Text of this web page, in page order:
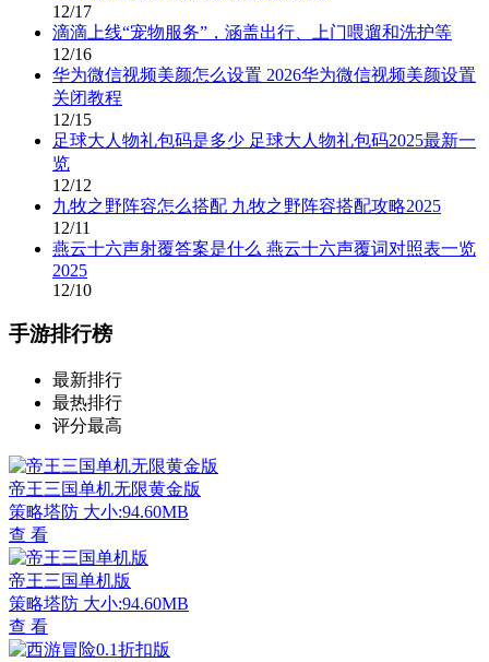
12/17
滴滴上线“宠物服务”，涵盖出行、上门喂遛和洗护等
12/16
华为微信视频美颜怎么设置 2026华为微信视频美颜设置
关闭教程
12/15
足球大人物礼包码是多少 足球大人物礼包码2025最新一
览
12/12
九牧之野阵容怎么搭配 九牧之野阵容搭配攻略2025
12/11
燕云十六声射覆答案是什么 燕云十六声覆词对照表一览
2025
12/10
手游排行榜
最新排行
最热排行
评分最高
帝王三国单机无限黄金版
策略塔防 大小:94.60MB
查 看
帝王三国单机版
策略塔防 大小:94.60MB
查 看